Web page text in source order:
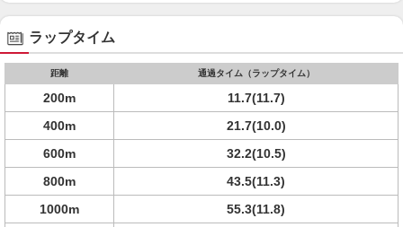
ラップタイム
距離 通過タイム（ラップタイム）
200m
11.7(11.7)
400m
21.7(10.0)
600m
32.2(10.5)
800m
43.5(11.3)
1000m
55.3(11.8)